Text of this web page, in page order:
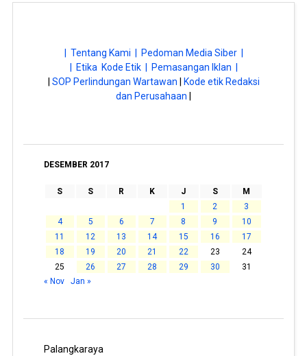
| Tentang Kami |
Pedoman Media Siber |
| Etika Kode Etik |
Pemasangan Iklan |
SOP Perlindungan Wartawan
Kode etik Redaksi
dan Perusahaan
DESEMBER 2017
S S R K J S
M
1
2
3
4
5 6 7 8 9
10
11
12 13 14 15 16
17
18
19 20 21 22 23
24
25
26 27 28 29 30
31
« Nov
Jan »
Palangkaraya